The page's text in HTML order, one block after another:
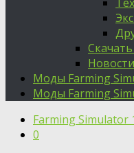
Новости
Моды Farming
Моды Farming
Farming Simulator
0